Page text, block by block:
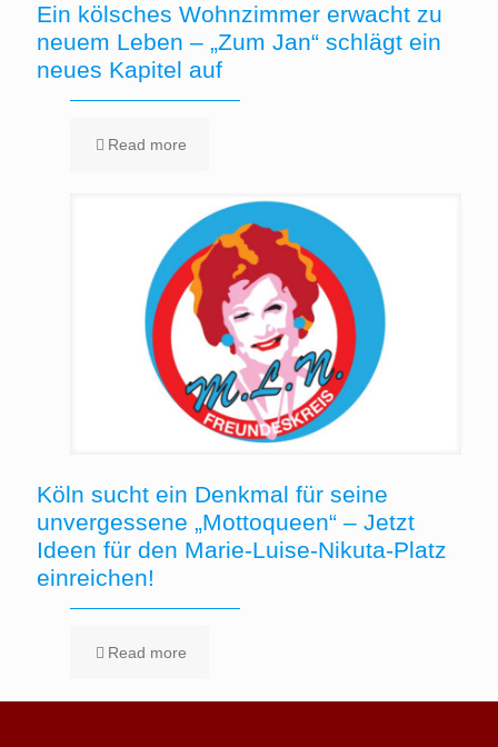
Ein kölsches Wohnzimmer erwacht zu
neuem Leben – „Zum Jan“ schlägt ein
neues Kapitel auf
Read more
Köln sucht ein Denkmal für seine
unvergessene „Mottoqueen“ – Jetzt
Ideen für den Marie-Luise-Nikuta-Platz
einreichen!
Read more